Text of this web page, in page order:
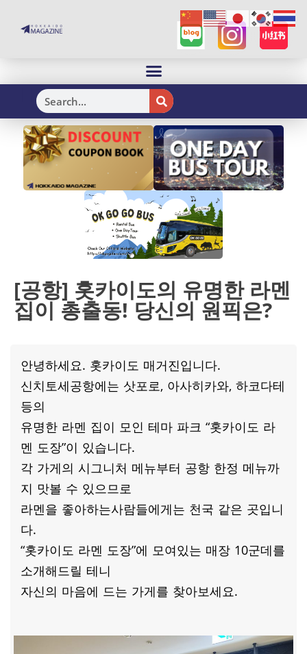
H
[공항] 홋카이도의 유명한 라멘
집이 총출동! 당신의 원픽은?
안녕하세요. 홋카이도 매거진입니다.
신치토세공항에는 삿포로, 아사히카와, 하코다테
등의
유명한 라멘 집이 모인 테마 파크 “홋카이도 라
멘 도장”이 있습니다.
각 가게의 시그니처 메뉴부터 공항 한정 메뉴까
지 맛볼 수 있으므로
라멘을 좋아하는사람들에게는 천국 같은 곳입니
다.
“홋카이도 라멘 도장”에 모여있는 매장 10군데를
소개해드릴 테니
자신의 마음에 드는 가게를 찾아보세요.